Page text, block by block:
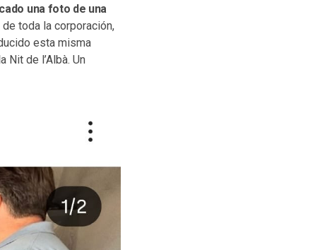
una foto de una
toda la corporación,
esta misma
de l’Albà. Un